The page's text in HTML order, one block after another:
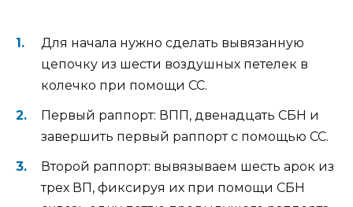
Для начала нужно сделать вывязанную
цепочку из шести воздушных петелек в
колечко при помощи СС.
Первый раппорт: ВПП, двенадцать СБН и
завершить первый раппорт с помощью СС.
Второй раппорт: вывязываем шесть арок из
трех ВП, фиксируя их при помощи СБН